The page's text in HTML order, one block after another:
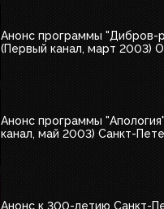
Анонс программы "Дибров-
(Первый канал, март 2003)
Анонс программы
канал, май 2003) Cанкт-
Анонс к 300-летию Санкт-